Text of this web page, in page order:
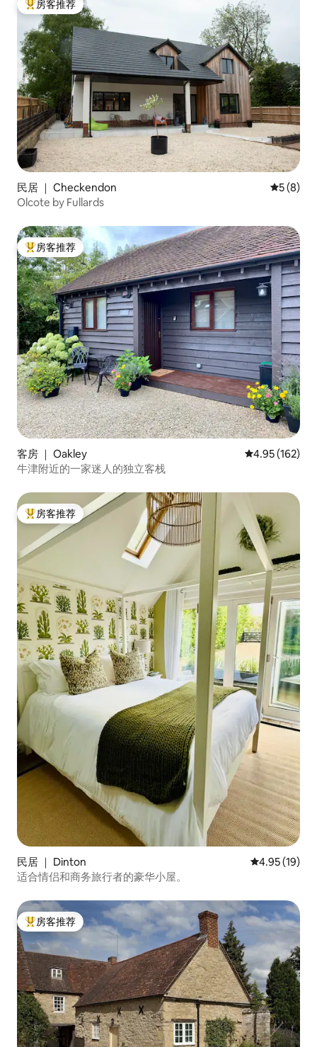
热门「房客推荐」
房客推荐
民居 ｜ Checkendon 平均评分
5 (8)
Olcote by Fullards
热门「房客推荐」
房客推荐
客房 ｜ Oakley 平均评分 4.95
4.95 (162)
牛津附近的一家迷人的独立客栈
热门「房客推荐」
房客推荐
民居 ｜ Dinton 平均评分
4.95 (19)
适合情侣和商务旅行者的豪华小屋。
热门「房客推荐」
房客推荐